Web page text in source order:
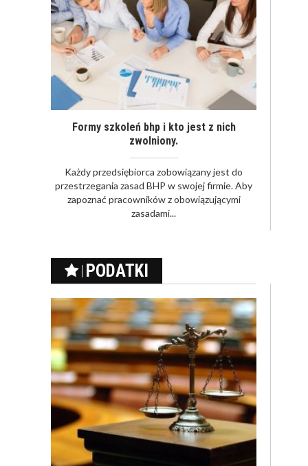
Formy szkoleń bhp i kto jest z nich
zwolniony.
Każdy przedsiębiorca zobowiązany jest do
przestrzegania zasad BHP w swojej firmie. Aby
zapoznać pracowników z obowiązującymi
zasadami...
PODATKI